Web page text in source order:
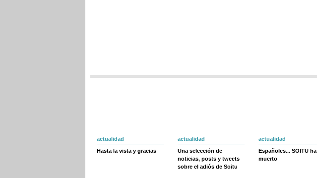
actualidad
Hasta la vista y gracias
actualidad
Una selección de
noticias, posts y tweets
sobre el adiós de Soitu
actualidad
Españoles... SOITU ha
muerto